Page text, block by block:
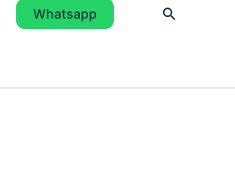
Whatsapp Pesquisar